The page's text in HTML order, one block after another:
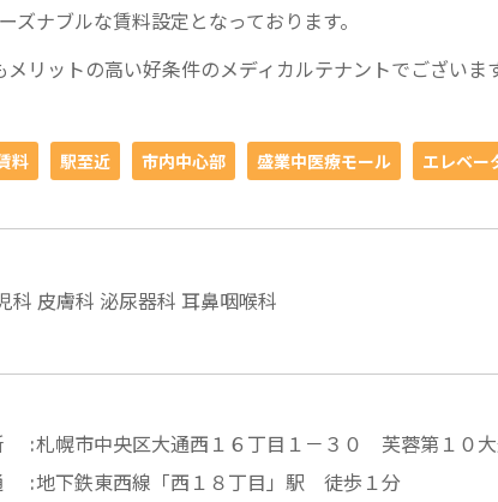
ズナブルな賃料設定となっております。
リットの高い好条件のメディカルテナントでございま
料 駅至近 市内中心部 盛業中医療モール エレベー
科 皮膚科 泌尿器科 耳鼻咽喉科
札幌市中央区大通西１６丁目１－３０ 芙蓉第１０
地下鉄東西線「西１８丁目」駅 徒歩１分